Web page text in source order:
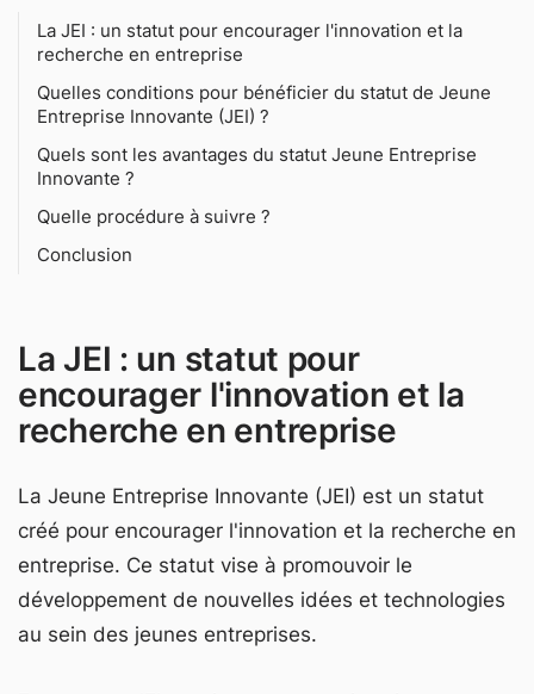
La JEI : un statut pour encourager l'innovation et la
recherche en entreprise
Quelles conditions pour bénéficier du statut de Jeune
Entreprise Innovante (JEI) ?
Quels sont les avantages du statut Jeune Entreprise
Innovante ?
Quelle procédure à suivre ?
Conclusion
La JEI : un statut pour
encourager l'innovation et la
recherche en entreprise
La Jeune Entreprise Innovante (JEI) est un statut
créé pour encourager l'innovation et la recherche en
entreprise. Ce statut vise à promouvoir le
développement de nouvelles idées et technologies
au sein des jeunes entreprises.